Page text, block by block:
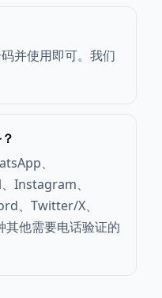
并使用即可。我们
、
Instagram、
、Twitter/X、
他需要电话验证的